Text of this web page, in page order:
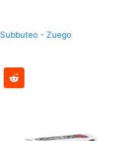
Subbuteo - Zuego